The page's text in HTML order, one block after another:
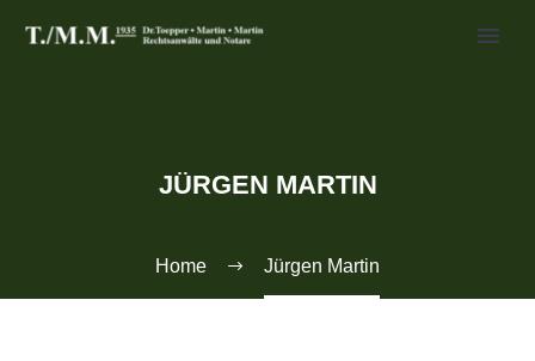
JÜRGEN MARTIN
Home Jürgen Martin